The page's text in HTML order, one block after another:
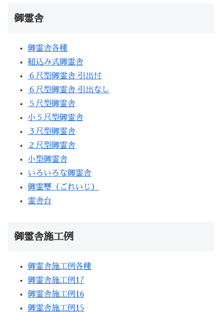
御霊舎
御霊舎各種
組込み式御霊舎
６尺型御霊舎 引出付
６尺型御霊舎 引出なし
５尺型御霊舎
小５尺型御霊舎
３尺型御霊舎
２尺型御霊舎
小型御霊舎
いろいろな御霊舎
御霊璽（ごれいじ）
霊舎台
御霊舎施工例
御霊舎施工例各種
御霊舎施工例17
御霊舎施工例16
御霊舎施工例15